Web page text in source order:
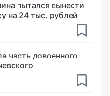
пытался вынести
на 24 тыс. рублей
часть довоенного